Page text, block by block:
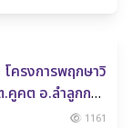
2,300,000 ฿
โครงการพฤกษาวิ
.คูคต อ.ลำลูกกา
1161